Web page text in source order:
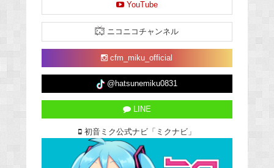
YouTube
ニコニコチャンネル
cfm_miku_official
@hatsunemiku0831
LINE
初音ミク公式ナビ「ミクナビ」